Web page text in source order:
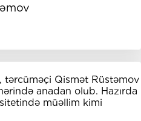
tərcüməçi Qismət Rüstəmov
anadan olub. Hazırda
müəllim kimi